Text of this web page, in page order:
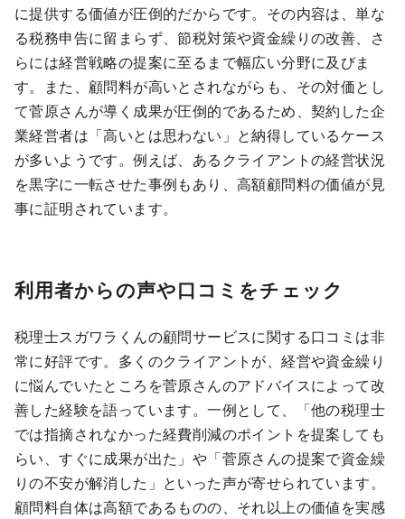
に提供する価値が圧倒的だからです。その内容は、単な
る税務申告に留まらず、節税対策や資金繰りの改善、さ
らには経営戦略の提案に至るまで幅広い分野に及びま
す。また、顧問料が高いとされながらも、その対価とし
て菅原さんが導く成果が圧倒的であるため、契約した企
業経営者は「高いとは思わない」と納得しているケース
が多いようです。例えば、あるクライアントの経営状況
を黒字に一転させた事例もあり、高額顧問料の価値が見
事に証明されています。
利用者からの声や口コミをチェック
税理士スガワラくんの顧問サービスに関する口コミは非
常に好評です。多くのクライアントが、経営や資金繰り
に悩んでいたところを菅原さんのアドバイスによって改
善した経験を語っています。一例として、「他の税理士
では指摘されなかった経費削減のポイントを提案しても
らい、すぐに成果が出た」や「菅原さんの提案で資金繰
りの不安が解消した」といった声が寄せられています。
顧問料自体は高額であるものの、それ以上の価値を実感